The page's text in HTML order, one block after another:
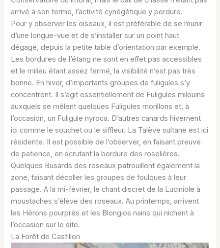
arrivé à son terme, l’activité cynégétique y perdure.
Pour y observer les oiseaux, il est préférable de se munir
d’une longue-vue et de s’installer sur un point haut
dégagé, depuis la petite table d’orientation par exemple.
Les bordures de l’étang ne sont en effet pas accessibles
et le milieu étant assez fermé, la visibilité n’est pas très
bonne. En hiver, d’importants groupes de fuligules s’y
concentrent. Il s’agit essentiellement de Fuligules milouins
auxquels se mêlent quelques Fuligules morillons et, à
l’occasion, un Fuligule nyroca. D’autres canards hivernent
ici comme le souchet ou le siffleur. La Talève sultane est ici
résidente. Il est possible de l’observer, en faisant preuve
de patience, en scrutant la bordure des roselières.
Quelques Busards des roseaux patrouillent également la
zone, faisant décoller les groupes de foulques à leur
passage. A la mi-février, le chant discret de la Luciniole à
moustaches s’élève des roseaux. Au printemps, arrivent
les Hérons pourprés et les Blongios nains qui nichent à
l’occasion sur le site.
La Forêt de Castillon